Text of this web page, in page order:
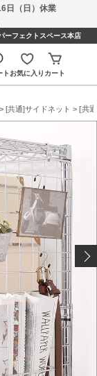
日（日）休業
ーフェクトスペース本店
トお気に入り カート
> [共通]サイドネット > [共